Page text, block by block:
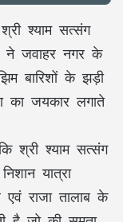
श्याम सत्संग
जवाहर नगर के
बारिशों के झड़ी
का जयकार लगाते
श्री श्याम सत्संग
यात्रा
राजा तालाब के